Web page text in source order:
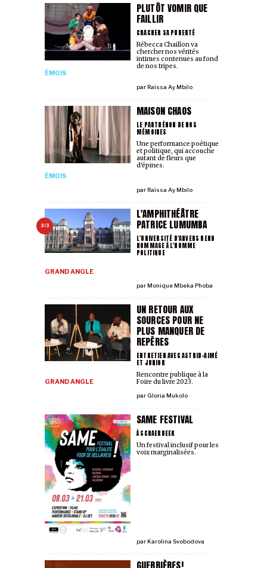
PLUTÔT VOMIR QUE
FAILLIR
CRACHER SA PUBERTÉ
ÉMOIS
parRaïssa Ay Mbilo
Rébecca Chaillon va
chercher nos vérités
intimes contenues au fond
de nos tripes.
MAISON CHAOS
LE PARTHÉNON DE NOS
MÉMOIRES
ÉMOIS
parRaïssa Ay Mbilo
Une performance poétique
et politique, qui accouche
autant de fleurs que
d'épines.
3/3
L'AMPHITHÉÂTRE
PATRICE LUMUMBA
L'UNIVERSITÉ D'ANVERS REND
HOMMAGE À L'HOMME
POLITIQUE
GRAND ANGLE
parMonique Mbeka Phoba
UN RETOUR AUX
SOURCES POUR NE
PLUS MANQUER DE
REPÈRES
ENTRETIEN AVEC ASTRID-AIMÉ
ET JUNIOR
GRAND ANGLE
par Gloria Mukolo
Rencontre publique à la
Foire du livre 2023.
SAME FESTIVAL
À SCHAERBEEK
parKarolina Svobodova
Un festival inclusif pour les
voix marginalisées.
GUERRIÈRES!